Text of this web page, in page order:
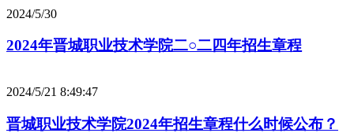
2024/5/30
2024年晋城职业技术学院二○二四年招生章程
2024/5/21 8:49:47
晋城职业技术学院2024年招生章程什么时候公布？